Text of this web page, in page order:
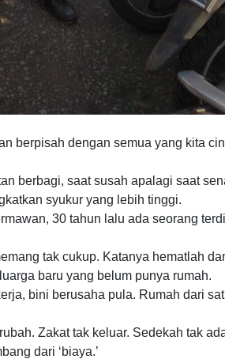
berpisah dengan semua yang kita
berbagi, saat susah apalagi saat
syukur yang lebih tinggi.
30 tahun lalu ada seorang
tak cukup. Katanya hematlah
baru yang belum punya rumah.
bini berusaha pula. Rumah dari
Zakat tak keluar. Sedekah tak
dari ‘biaya.’